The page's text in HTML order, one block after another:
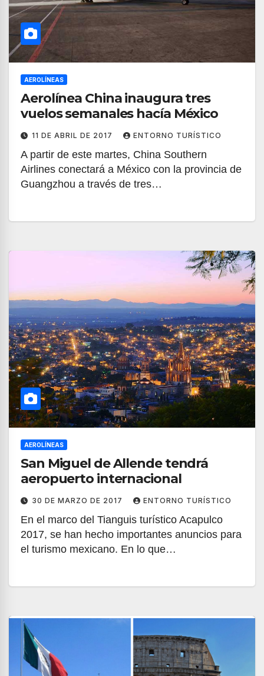
AEROLÍNEAS
Aerolínea China inaugura tres
vuelos semanales hacía México
11 DE ABRIL DE 2017 ENTORNO TURÍSTICO
A partir de este martes, China Southern
Airlines conectará a México con la provincia de
Guangzhou a través de tres…
AEROLÍNEAS
San Miguel de Allende tendrá
aeropuerto internacional
30 DE MARZO DE 2017 ENTORNO TURÍSTICO
En el marco del Tianguis turístico Acapulco
2017, se han hecho importantes anuncios para
el turismo mexicano. En lo que…